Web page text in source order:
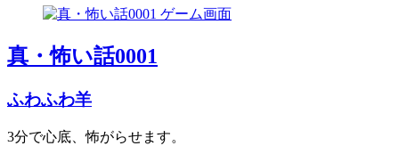
真・怖い話0001
ふわふわ羊
3分で心底、怖がらせます。